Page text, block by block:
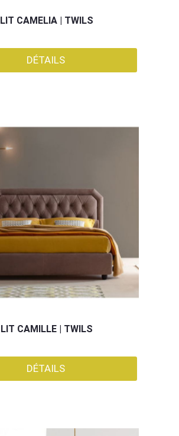
LIT CAMELIA | TWILS
DÉTAILS
LIT CAMILLE | TWILS
DÉTAILS